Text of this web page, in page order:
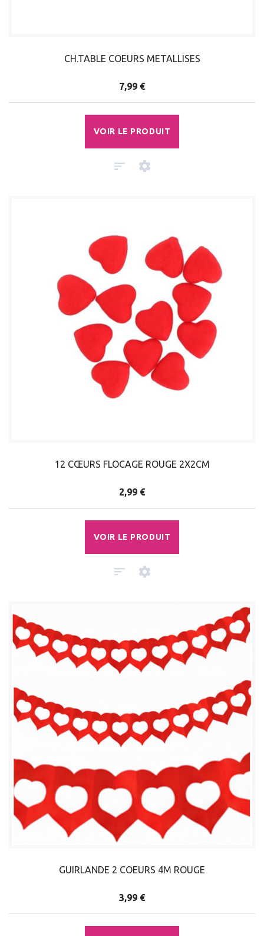
CH.TABLE COEURS METALLISES
7,99 €
VOIR LE PRODUIT
12 CŒURS FLOCAGE ROUGE 2X2CM
2,99 €
VOIR LE PRODUIT
GUIRLANDE 2 COEURS 4M ROUGE
3,99 €